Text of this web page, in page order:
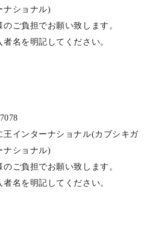
ナショナル)
ご負担でお願い致します。
名を明記してください。
王インターナショナル(カブシキガ
ナショナル)
ご負担でお願い致します。
名を明記してください。